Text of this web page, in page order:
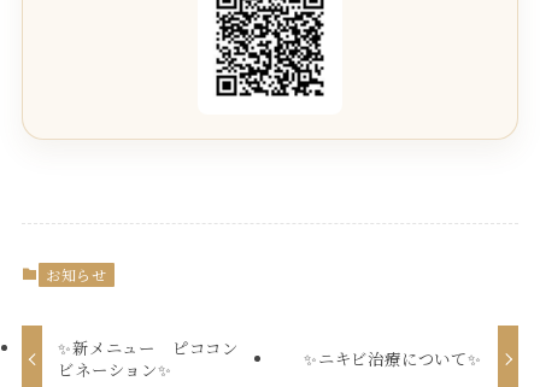
お知らせ
✨新メニュー ピココン
ビネーション✨
✨ニキビ治療について✨